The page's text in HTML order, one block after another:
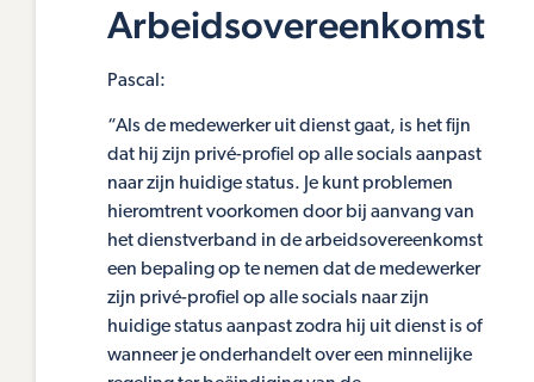
Arbeidsovereenkomst
Pascal:
“Als de medewerker uit dienst gaat, is het fijn
dat hij zijn privé-profiel op alle socials aanpast
naar zijn huidige status. Je kunt problemen
hieromtrent voorkomen door bij aanvang van
het dienstverband in de arbeidsovereenkomst
een bepaling op te nemen dat de medewerker
zijn privé-profiel op alle socials naar zijn
huidige status aanpast zodra hij uit dienst is of
wanneer je onderhandelt over een minnelijke